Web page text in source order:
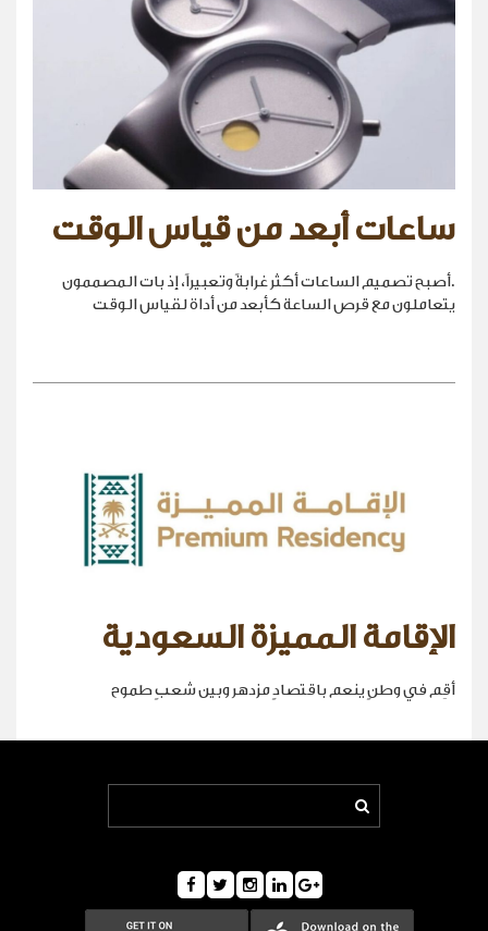
ساعات أبعد من قياس الوقت
.أصبح تصميم الساعات أكثر غرابةً وتعبيراً، إذ بات المصممون
يتعاملون مع قرص الساعة كأبعد من أداة لقياس الوقت
الإقامة المميزة السعودية
أقِم في وطنٍ ينعم باقتصادٍ مزدهر وبين شعبٍ طموح